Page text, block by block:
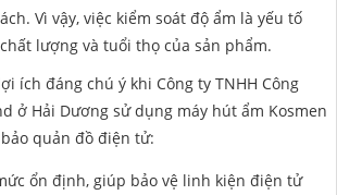
Vì vậy, việc kiểm soát độ ẩm là yếu tố
lượng và tuổi thọ của sản phẩm.
ích đáng chú ý khi Công ty TNHH Công
ở Hải Dương sử dụng máy hút ẩm Kosmen
quản đồ điện tử:
ổn định, giúp bảo vệ linh kiện điện tử